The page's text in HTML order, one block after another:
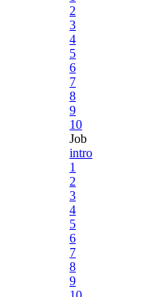
2
3
4
5
6
7
8
9
10
Job
intro
1
2
3
4
5
6
7
8
9